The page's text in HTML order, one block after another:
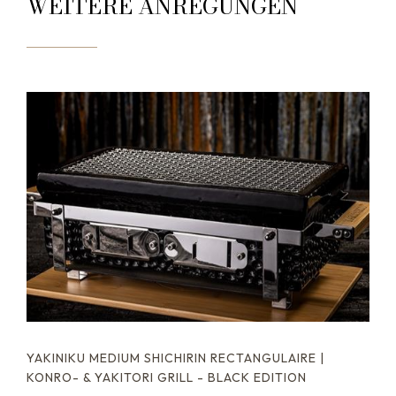
YAKINIKU MEDIUM SHICHIRIN RECTANGULAIRE |
KONRO- & YAKITORI GRILL - BLACK EDITION